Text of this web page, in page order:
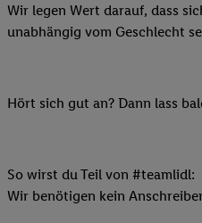
Wir legen Wert darauf, dass
unabhängig vom Geschlecht
Hört sich gut an? Dann lass
So wirst du Teil von #teamlidl:
Wir benötigen kein